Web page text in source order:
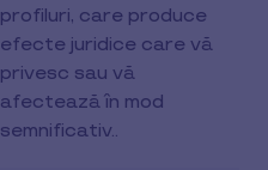
profiluri, care produce
efecte juridice care vă
privesc sau vă
afectează în mod
semnificativ..